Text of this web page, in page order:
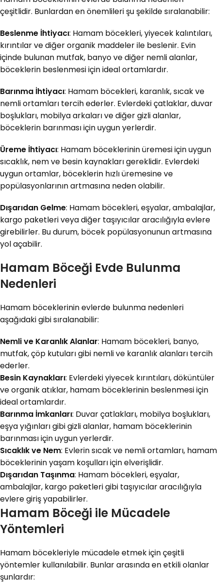
çeşitlidir. Bunlardan en önemlileri şu şekilde sıralanabilir:
Beslenme İhtiyacı: Hamam böcekleri, yiyecek kalıntıları,
kırıntılar ve diğer organik maddeler ile beslenir. Evin
içinde bulunan mutfak, banyo ve diğer nemli alanlar,
böceklerin beslenmesi için ideal ortamlardır.
Barınma İhtiyacı: Hamam böcekleri, karanlık, sıcak ve
nemli ortamları tercih ederler. Evlerdeki çatlaklar, duvar
boşlukları, mobilya arkaları ve diğer gizli alanlar,
böceklerin barınması için uygun yerlerdir.
Üreme İhtiyacı: Hamam böceklerinin üremesi için uygun
sıcaklık, nem ve besin kaynakları gereklidir. Evlerdeki
uygun ortamlar, böceklerin hızlı üremesine ve
popülasyonlarının artmasına neden olabilir.
Dışarıdan Gelme: Hamam böcekleri, eşyalar, ambalajlar,
kargo paketleri veya diğer taşıyıcılar aracılığıyla evlere
girebilirler. Bu durum, böcek popülasyonunun artmasına
yol açabilir.
Hamam Böceği Evde Bulunma
Nedenleri
Hamam böceklerinin evlerde bulunma nedenleri
aşağıdaki gibi sıralanabilir:
Nemli ve Karanlık Alanlar: Hamam böcekleri, banyo,
mutfak, çöp kutuları gibi nemli ve karanlık alanları tercih
ederler.
Besin Kaynakları: Evlerdeki yiyecek kırıntıları, döküntüler
ve organik atıklar, hamam böceklerinin beslenmesi için
ideal ortamlardır.
Barınma İmkanları: Duvar çatlakları, mobilya boşlukları,
eşya yığınları gibi gizli alanlar, hamam böceklerinin
barınması için uygun yerlerdir.
Sıcaklık ve Nem: Evlerin sıcak ve nemli ortamları, hamam
böceklerinin yaşam koşulları için elverişlidir.
Dışarıdan Taşınma: Hamam böcekleri, eşyalar,
ambalajlar, kargo paketleri gibi taşıyıcılar aracılığıyla
evlere giriş yapabilirler.
Hamam Böceği ile Mücadele
Yöntemleri
Hamam böcekleriyle mücadele etmek için çeşitli
yöntemler kullanılabilir. Bunlar arasında en etkili olanlar
şunlardır: